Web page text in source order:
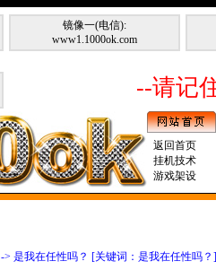
镜像一(电信):
www1.1000ok.com
--请记
返回首页
挂机技术
游戏架设
-> 是我在任性吗？ [关键词：是我在任性吗？]